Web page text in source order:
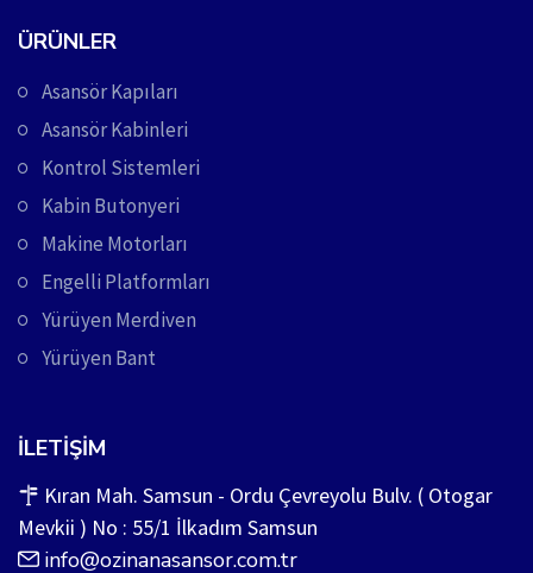
ÜRÜNLER
Asansör Kapıları
Asansör Kabinleri
Kontrol Sistemleri
Kabin Butonyeri
Makine Motorları
Engelli Platformları
Yürüyen Merdiven
Yürüyen Bant
İLETIŞIM
Kıran Mah. Samsun - Ordu Çevreyolu Bulv. ( Otogar
Mevkii ) No : 55/1 İlkadım Samsun
info@ozinanasansor.com.tr